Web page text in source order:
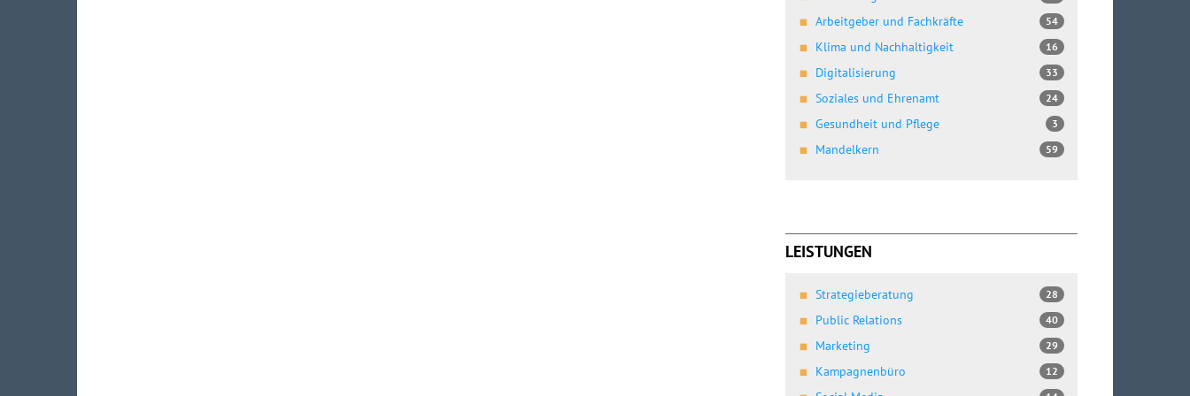
Arbeitgeber und Fachkräfte 54
Klima und Nachhaltigkeit 16
Digitalisierung 33
Soziales und Ehrenamt 24
Gesundheit und Pflege 3
Mandelkern 59
LEISTUNGEN
Strategieberatung 28
Public Relations 40
Marketing 29
Kampagnenbüro 12